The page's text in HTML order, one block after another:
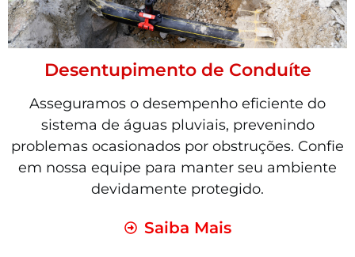
Desentupimento de Conduíte
Asseguramos o desempenho eficiente do
sistema de águas pluviais, prevenindo
problemas ocasionados por obstruções. Confie
em nossa equipe para manter seu ambiente
devidamente protegido.
Saiba Mais